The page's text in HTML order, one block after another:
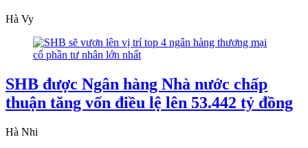
Hà Vy
SHB được Ngân hàng Nhà nước chấp
thuận tăng vốn điều lệ lên 53.442 tỷ đồng
Hà Nhi